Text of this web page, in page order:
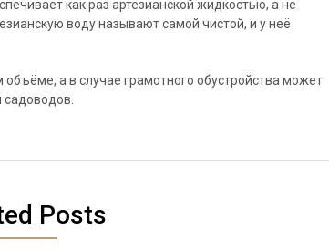
как раз артезианской жидкостью, а не
воду называют самой чистой, и у неё
а в случае грамотного обустройства может
Posts